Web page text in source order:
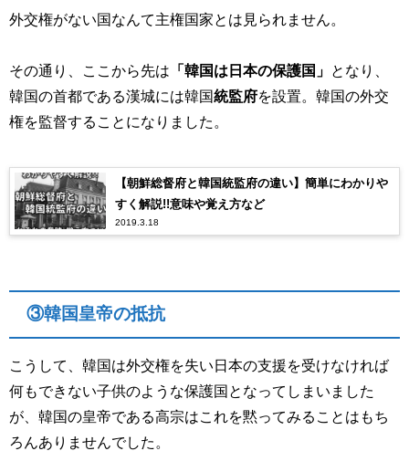
外交権がない国なんて主権国家とは見られません。
その通り、ここから先は 「韓国は日本の保護国」
となり、
韓国の首都である漢城には韓国統監府を設置。韓国の外交
権を監督することになりました。
【朝鮮総督府と韓国統監府の違い】簡単にわかりや
すく解説!!意味や覚え方など
2019.3.18
③韓国皇帝の抵抗
こうして、韓国は外交権を失い日本の支援を受けなければ
何もできない子供のような保護国となってしまいました
が、韓国の皇帝である高宗はこれを黙ってみることはもち
ろんありませんでした。